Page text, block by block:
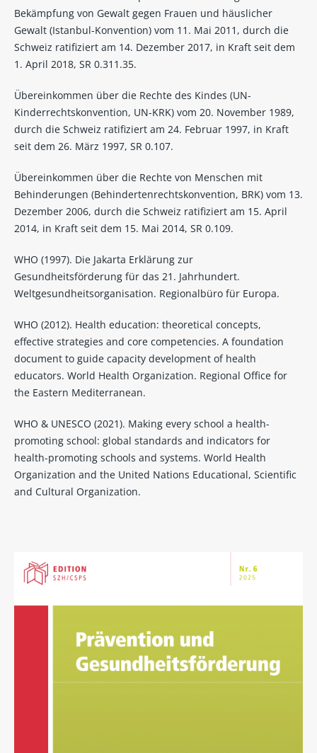
Bekämpfung von Gewalt gegen Frauen und häuslicher
Gewalt (Istanbul-Konvention) vom 11. Mai 2011, durch die
Schweiz ratifiziert am 14. Dezember 2017, in Kraft seit dem
1. April 2018, SR 0.311.35.
Übereinkommen über die Rechte des Kindes (UN-
Kinderrechtskonvention, UN-KRK) vom 20. November 1989,
durch die Schweiz ratifiziert am 24. Februar 1997, in Kraft
seit dem 26. März 1997, SR 0.107.
Übereinkommen über die Rechte von Menschen mit
Behinderungen (Behindertenrechtskonvention, BRK) vom 13.
Dezember 2006, durch die Schweiz ratifiziert am 15. April
2014, in Kraft seit dem 15. Mai 2014, SR 0.109.
WHO (1997). Die Jakarta Erklärung zur
Gesundheitsförderung für das 21. Jahrhundert.
Weltgesundheitsorganisation. Regionalbüro für Europa.
WHO (2012). Health education: theoretical concepts,
effective strategies and core competencies. A foundation
document to guide capacity development of health
educators. World Health Organization. Regional Office for
the Eastern Mediterranean.
WHO & UNESCO (2021). Making every school a health-
promoting school: global standards and indicators for
health-promoting schools and systems. World Health
Organization and the United Nations Educational, Scientific
and Cultural Organization.